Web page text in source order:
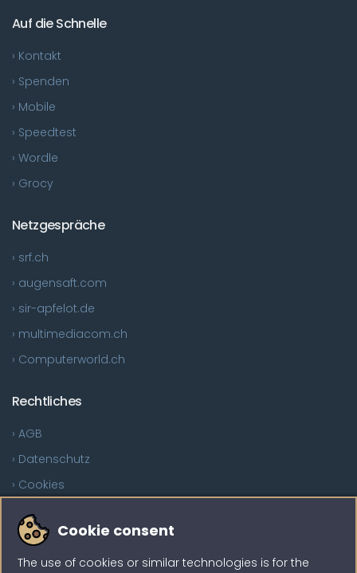
Auf die Schnelle
› Kontakt
› Spenden
› Mobile
› Speedtest
› Wordle
› Grocy
Netzgespräche
› srf.ch
› augensaft.com
› sir-apfelot.de
› multimediacom.ch
› Computerworld.ch
Rechtliches
› AGB
› Datenschutz
› Cookies
Sind Sie auf der Suche?
Cookie consent
The use of cookies or similar technologies is for the